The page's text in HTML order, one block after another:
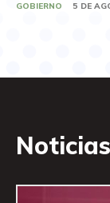
GOBIERNO 5 DE